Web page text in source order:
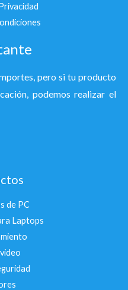
pero si tu producto
podemos realizar el
de PC
Laptops